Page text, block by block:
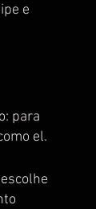
e
para
ele
do seu